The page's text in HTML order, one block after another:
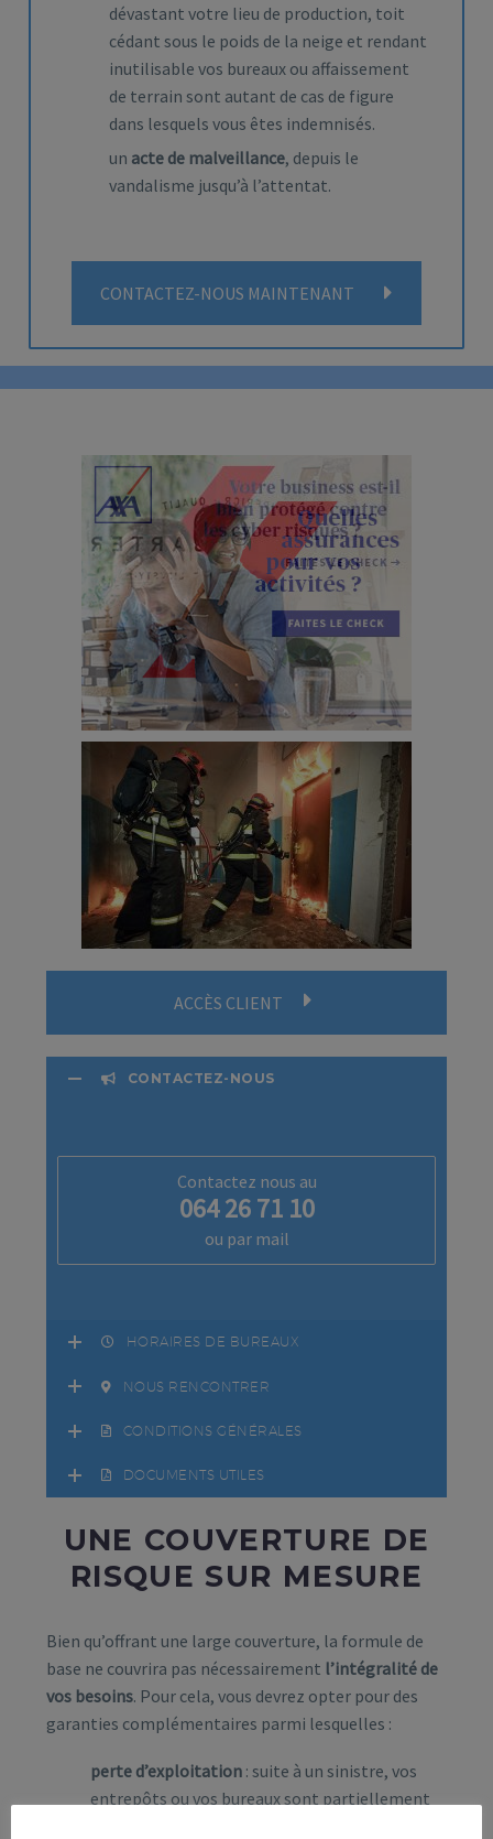
dévastant votre lieu de production, toit
cédant sous le poids de la neige et rendant
inutilisable vos bureaux ou affaissement
de terrain sont autant de cas de figure
dans lesquels vous êtes indemnisés.
un acte de malveillance, depuis le
vandalisme jusqu’à l’attentat.
CONTACTEZ-NOUS MAINTENANT
ACCÈS CLIENT
CONTACTEZ-NOUS
Contactez nous au
064 26 71 10
ou par mail
HORAIRES DE BUREAUX
NOUS RENCONTRER
CONDITIONS GÉNÉRALES
DOCUMENTS UTILES
UNE COUVERTURE DE
RISQUE SUR MESURE
Bien qu’offrant une large couverture, la formule de
base ne couvrira pas nécessairement l’intégralité de
vos besoins. Pour cela, vous devrez opter pour des
garanties complémentaires parmi lesquelles :
perte d’exploitation : suite à un sinistre, vos
entrepôts ou vos bureaux sont partiellement